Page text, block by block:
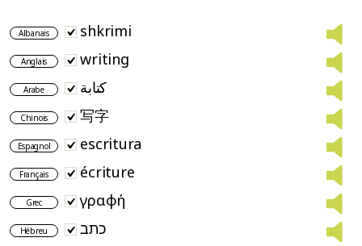
Albanais shkrimi
Anglais writing
Arabe كتابة
Chinois 写字
Espagnol escritura
Français écriture
Grec γραφή
Hébreu כתב